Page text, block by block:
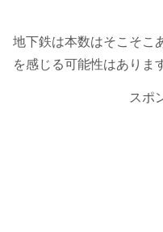
地下鉄は本数はそこそこ
を感じる可能性はありま
スポ